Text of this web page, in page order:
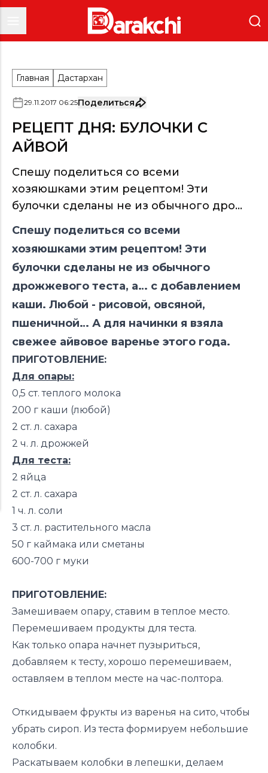
Главная Дастархан
29.11.2017 06:25Поделиться
РЕЦЕПТ ДНЯ: БУЛОЧКИ С
АЙВОЙ
Спешу поделиться со всеми
хозяюшками этим рецептом! Эти
булочки сделаны не из обычного дро...
Спешу поделиться со всеми
хозяюшками этим рецептом! Эти
булочки сделаны не из обычного
дрожжевого теста, а… с добавлением
каши. Любой - рисовой, овсяной,
пшеничной… А для начинки я взяла
свежее айвовое варенье этого года.
ПРИГОТОВЛЕНИЕ:
Для опары:
0,5 ст. теплого молока
200 г каши (любой)
2 ст. л. сахара
2 ч. л. дрожжей
Для теста:
2 яйца
2 ст. л. сахара
1 ч. л. соли
3 ст. л. растительного масла
50 г каймака или сметаны
600-700 г муки
ПРИГОТОВЛЕНИЕ:
Замешиваем опару, ставим в теплое место.
Перемешиваем продукты для теста.
Как только опара начнет пузыриться,
добавляем к тесту, хорошо перемешиваем,
оставляем в теплом месте на час-полтора.
Откидываем фрукты из варенья на сито, чтобы
убрать сироп. Из теста формируем небольшие
колобки.
Раскатываем колобки в лепешки, делаем